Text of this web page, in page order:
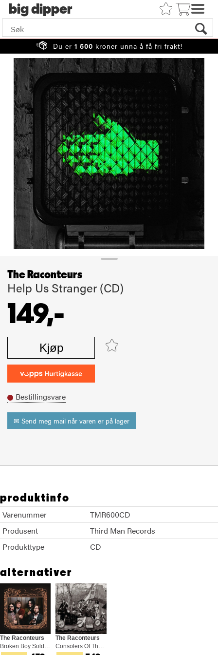
big
Du er 1 500 kroner unna å få fri frakt!
The Raconteurs
Help Us Stranger (CD)
149,-
Kjøp
Bestillingsvare
✉ Send meg mail når varen er på lager
produktinfo
Varenummer
TMR600CD
Produsent
Third Man Records
Produkttype
CD
alternativer
The Raconteurs
Broken Boy Soldiers (LP)
The Raconteurs
Consolers Of The Lonely (2LP)